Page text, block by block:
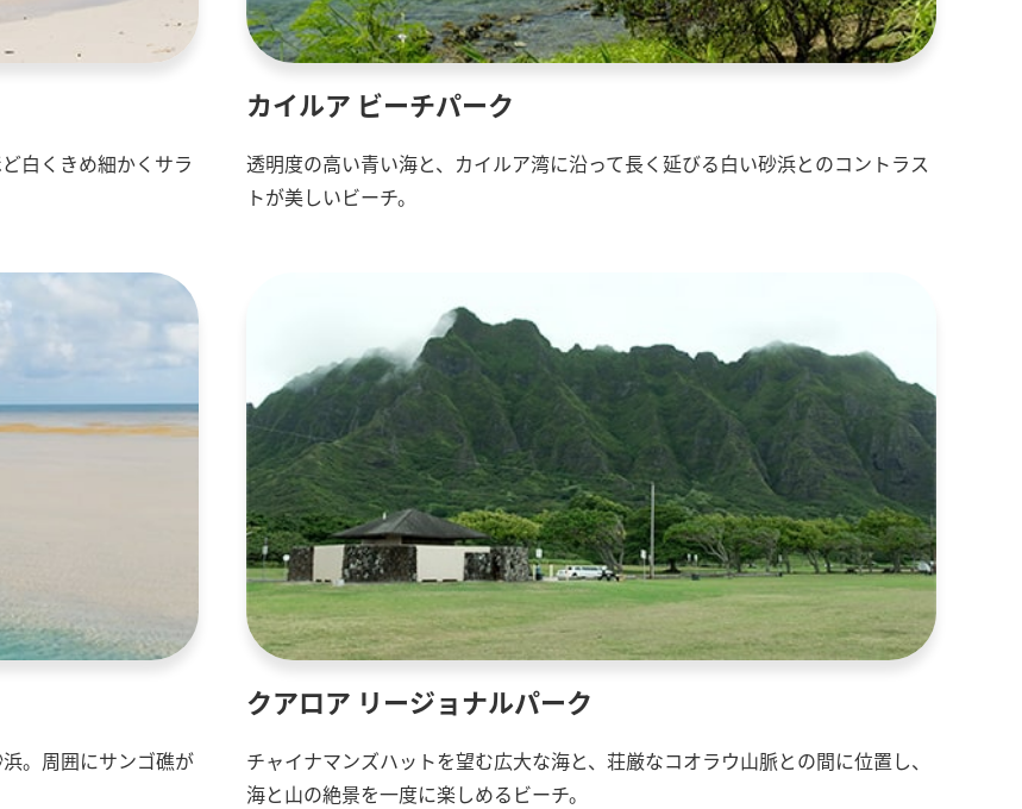
白くきめ細かくサラ
カイルア ビーチパーク
透明度の高い青い海と、カイルア湾に沿って長く延びる白い砂浜とのコントラス
トが美しいビーチ。
。周囲にサンゴ礁が
クアロア リージョナルパーク
チャイナマンズハットを望む広大な海と、荘厳なコオラウ山脈との間に位置し、
海と山の絶景を一度に楽しめるビーチ。